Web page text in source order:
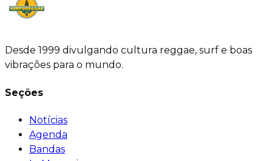
Desde 1999 divulgando cultura reggae, surf e boas
vibrações para o mundo.
Seções
Notícias
Agenda
Bandas